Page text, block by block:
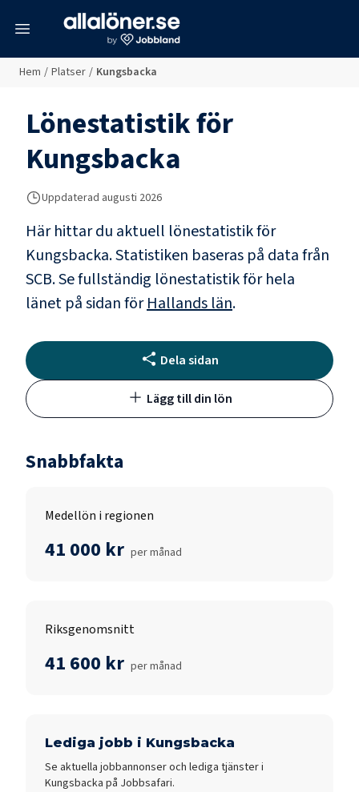
Hem / Platser / Kungsbacka
Lönestatistik för
Kungsbacka
Uppdaterad augusti 2026
Här hittar du aktuell lönestatistik för
Kungsbacka. Statistiken baseras på data från
SCB.Se fullständig lönestatistik för hela
länet på sidan för Hallands län.
Dela sidan
Lägg till din lön
Snabbfakta
Medellön i regionen
41 000 kr per månad
Riksgenomsnitt
41 600 kr per månad
Lediga jobb i Kungsbacka
Se aktuella jobbannonser och lediga tjänster i
Kungsbacka på Jobbsafari.